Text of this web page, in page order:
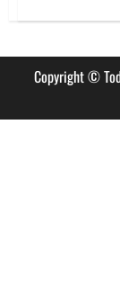
Playa
realiza
para
su
debut
Copyright ©